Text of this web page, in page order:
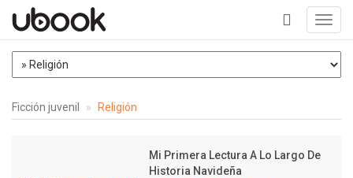
+
Ficción juvenil Religión
Mi Primera Lectura A Lo Largo De
Historia Navideña